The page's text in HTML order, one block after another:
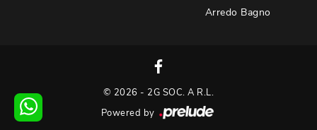
Arredo Bagno
© 2026 - 2G SOC. A R.L.
Powered by